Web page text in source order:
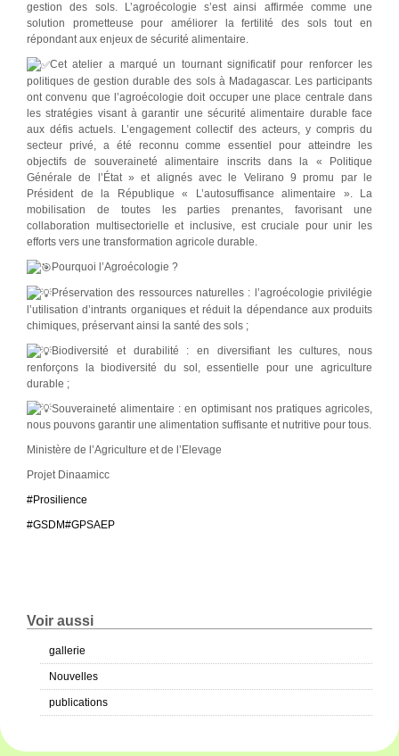
gestion des sols. L’agroécologie s’est ainsi affirmée comme une
solution prometteuse pour améliorer la fertilité des sols tout en
répondant aux enjeux de sécurité alimentaire.
Cet atelier a marqué un tournant significatif pour renforcer les
politiques de gestion durable des sols à Madagascar. Les participants
ont convenu que l’agroécologie doit occuper une place centrale dans
les stratégies visant à garantir une sécurité alimentaire durable face
aux défis actuels. L’engagement collectif des acteurs, y compris du
secteur privé, a été reconnu comme essentiel pour atteindre les
objectifs de souveraineté alimentaire inscrits dans la « Politique
Générale de l’État » et alignés avec le Velirano 9 promu par le
Président de la République « L’autosuffisance alimentaire ». La
mobilisation de toutes les parties prenantes, favorisant une
collaboration multisectorielle et inclusive, est cruciale pour unir les
efforts vers une transformation agricole durable.
Pourquoi l’Agroécologie ?
Préservation des ressources naturelles : l’agroécologie privilégie
l’utilisation d’intrants organiques et réduit la dépendance aux produits
chimiques, préservant ainsi la santé des sols ;
Biodiversité et durabilité : en diversifiant les cultures, nous
renforçons la biodiversité du sol, essentielle pour une agriculture
durable ;
Souveraineté alimentaire : en optimisant nos pratiques agricoles,
nous pouvons garantir une alimentation suffisante et nutritive pour tous.
Ministère de l’Agriculture et de l’Elevage
Projet Dinaamicc
#Prosilience
#GSDM#GPSAEP
Voir aussi
gallerie
Nouvelles
publications